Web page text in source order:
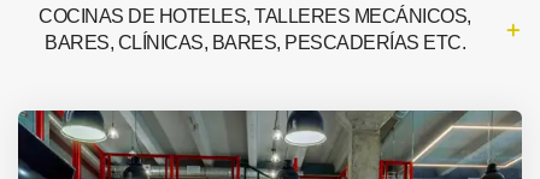
COCINAS DE HOTELES, TALLERES MECÁNICOS,
BARES, CLÍNICAS, BARES, PESCADERÍAS ETC.